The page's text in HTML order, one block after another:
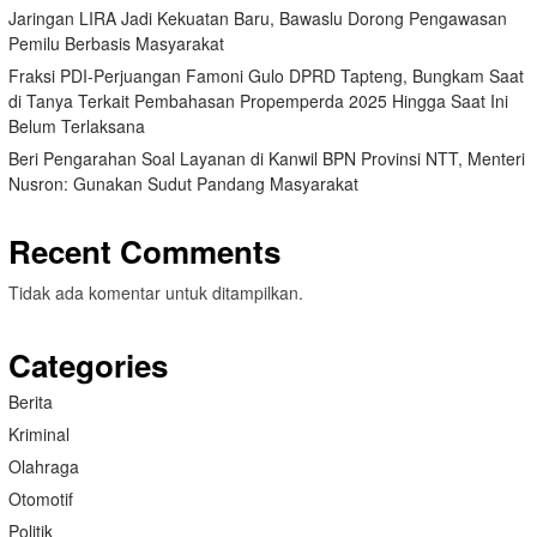
Jaringan LIRA Jadi Kekuatan Baru, Bawaslu Dorong Pengawasan
Pemilu Berbasis Masyarakat
Fraksi PDI-Perjuangan Famoni Gulo DPRD Tapteng, Bungkam Saat
di Tanya Terkait Pembahasan Propemperda 2025 Hingga Saat Ini
Belum Terlaksana
Beri Pengarahan Soal Layanan di Kanwil BPN Provinsi NTT, Menteri
Nusron: Gunakan Sudut Pandang Masyarakat
Recent Comments
Tidak ada komentar untuk ditampilkan.
Categories
Berita
Kriminal
Olahraga
Otomotif
Politik